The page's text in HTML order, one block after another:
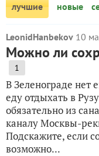
лучшие
новые
LeonidHanbekov 10
Можно ли
1
В Зеленограде нет
еду отдыхать в
обязательно из
каналу Москвы-
Подскажите, если
возможно...